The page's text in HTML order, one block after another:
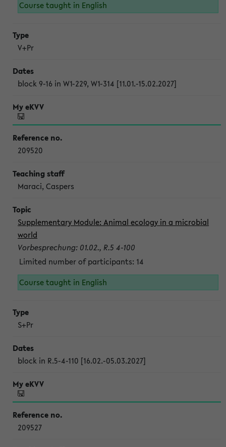
Course taught in English
V+Pr
block 9-16 in W1-229, W1-314 [11.01.-15.02.2027]
209520
Maraci, Caspers
Supplementary Module: Animal ecology in a microbial
world
Vorbesprechung: 01.02., R.5 4-100
Limited number of participants: 14
Course taught in English
S+Pr
block in R.5-4-110 [16.02.-05.03.2027]
209527